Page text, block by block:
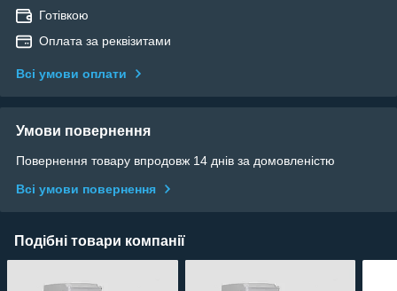
Готівкою
Оплата за реквізитами
Всі умови оплати
Умови повернення
Повернення товару впродовж 14 днів за домовленістю
Всі умови повернення
Подібні товари компанії